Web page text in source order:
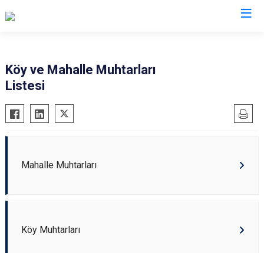
Köy ve Mahalle Muhtarları
Listesi
Mahalle Muhtarları
Köy Muhtarları